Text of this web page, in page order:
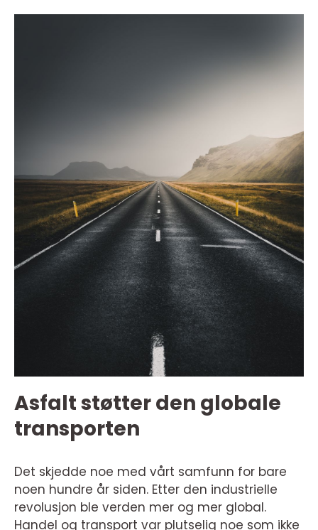
Asfalt støtter den globale
transporten
Det skjedde noe med vårt samfunn for bare
noen hundre år siden. Etter den industrielle
revolusjon ble verden mer og mer global.
Handel og transport var plutselig noe som ikke